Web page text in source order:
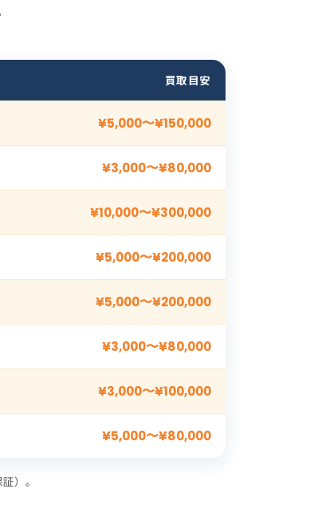
買取目安
¥5,000〜¥150,000
¥3,000〜¥80,000
¥10,000〜¥300,000
¥5,000〜¥200,000
¥5,000〜¥200,000
¥3,000〜¥80,000
¥3,000〜¥100,000
¥5,000〜¥80,000
）。